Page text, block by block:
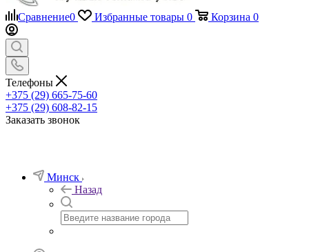
Сравнение0 Избранные товары 0 Корзина 0
Телефоны
+375 (29) 665-75-60
+375 (29) 608-82-15
Заказать звонок
Минск
Назад